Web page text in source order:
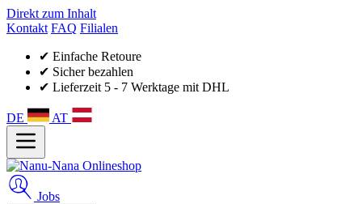
Direkt zum Inhalt
Kontakt FAQ Filialen
✔ Einfache Retoure
✔ Sicher bezahlen
✔ Lieferzeit 5 - 7 Werktage mit DHL
DE AT
Jobs